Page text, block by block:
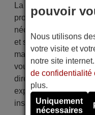
La télécommande est
protégée dans un
nécessaires (si
et sécurisée,
mains dans le délai
vous recevrez la
directement par
expérience d'achat
instant !
pouvoir
Nous utilisons
votre visite et
notre site
de confidentialité
plus.
Uniquement
nécessaires